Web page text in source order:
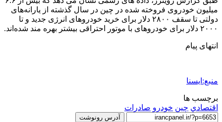
میلیون خودروی فروخته شده در چین در سال گذشته از یارانه‌های
دولتی تا سقف ۲۸۰۰ دلار برای خرید خودروهای انرژی جدید و تا
۲۰۰۰ دلار برای خودروهای با موتور احتراقی بیشتر بهره مند شده‌اند.
انتهای پیام
منبع:ایسنا
برچسب ها
اقتصادي چین خودرو صادرات
آدرس رونوشت